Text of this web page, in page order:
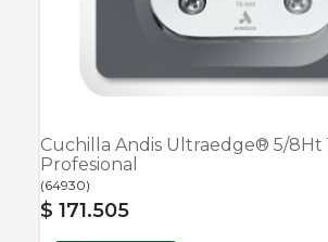
Cuchilla Andis Ultraedge® 5/8Ht
Profesional
(64930)
$ 171.505